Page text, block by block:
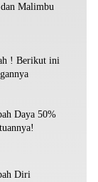
Malimbu
! Berikut ini
Daya 50%
Diri